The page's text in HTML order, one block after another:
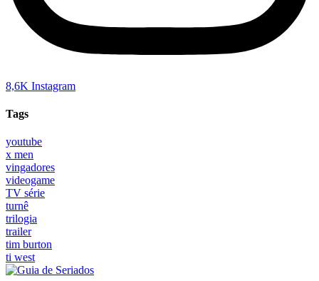
8,6K Instagram
Tags
youtube
x men
vingadores
videogame
TV série
turnê
trilogia
trailer
tim burton
ti west